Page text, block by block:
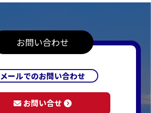
お問い合わせ
メールでのお問い合わせ
お問い合せ